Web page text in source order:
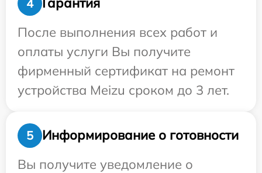
4
После выполнения всех работ и
оплаты услуги Вы получите
фирменный сертификат на ремонт
устройства Meizu сроком до 3 лет.
5
Информирование о готовности
Вы получите уведомление о